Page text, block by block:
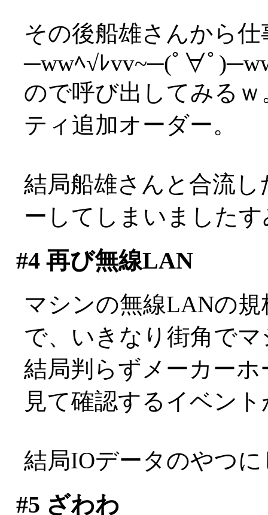
その後船雄さんから
─wwﾍ√ﾚvv~─(ﾟ∀ﾟ
ので呼び出してみる
ティ追加オーダー。
結局船雄さんと合流
ーしてしまいました
#4再び無線LAN
マシンの無線LANの
で、いきなり街角で
結局判らずメーカー
見て確認するイベント
結局IOデータのやつ
#5 ざわわ